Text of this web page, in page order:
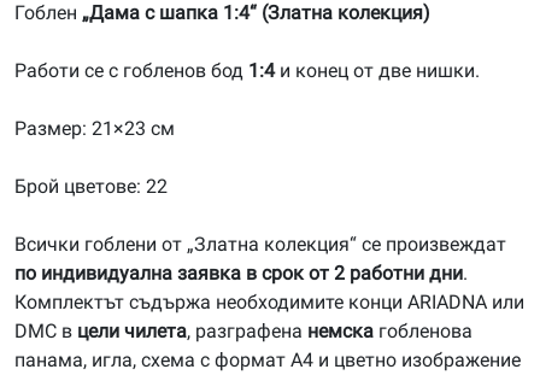
20080413
Гоблен „Дама с шапка 1:4“ (Златна колекция)
Работи се с гобленов бод 1:4и конец от две нишки.
Размер: 21×23 см
Брой цветове: 22
Всички гоблени от „Златна колекция“ се произвеждат
по индивидуална заявка в срок от 2 работни дни.
Комплектът съдържа необходимите конци ARIADNA или
DMC в цели чилета, разграфена немска гобленова
панама, игла, схема с формат А4 и цветно изображение